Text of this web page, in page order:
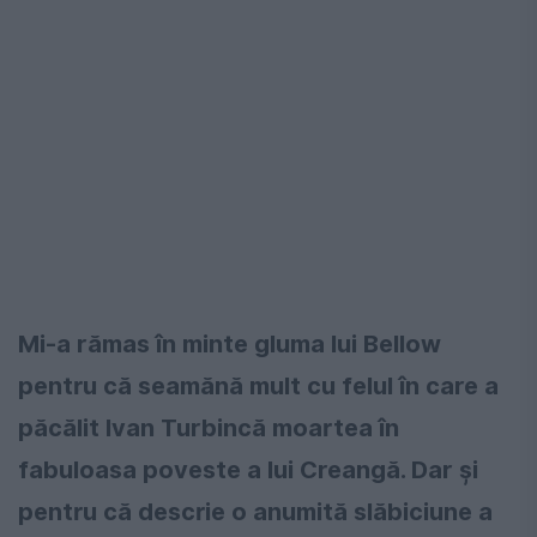
Mi-a rămas în minte gluma lui Bellow
pentru că seamănă mult cu felul în care a
păcălit Ivan Turbincă moartea în
fabuloasa poveste a lui Creangă. Dar și
pentru că descrie o anumită slăbiciune a